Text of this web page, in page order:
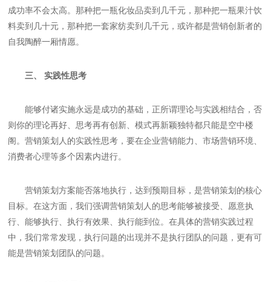
成功率不会太高。那种把一瓶化妆品卖到几千元，那种把一瓶果汁饮
料卖到几十元，那种把一套家纺卖到几千元，或许都是营销创新者的
自我陶醉一厢情愿。
三、 实践性思考
能够付诸实施永远是成功的基础，正所谓理论与实践相结合，否
则你的理论再好、思考再有创新、模式再新颖独特都只能是空中楼
阁。营销策划人的实践性思考，要在企业营销能力、市场营销环境、
消费者心理等多个因素内进行。
营销策划方案能否落地执行，达到预期目标，是营销策划的核心
目标。在这方面，我们强调营销策划人的思考能够被接受、愿意执
行、能够执行、执行有效果、执行能到位。在具体的营销实践过程
中，我们常常发现，执行问题的出现并不是执行团队的问题，更有可
能是营销策划团队的问题。